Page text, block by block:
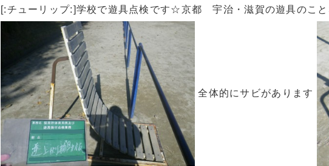
[:チューリップ:]学校で遊具点検です☆京都 宇治・滋賀の遊具のこ
全体的にサビがあります